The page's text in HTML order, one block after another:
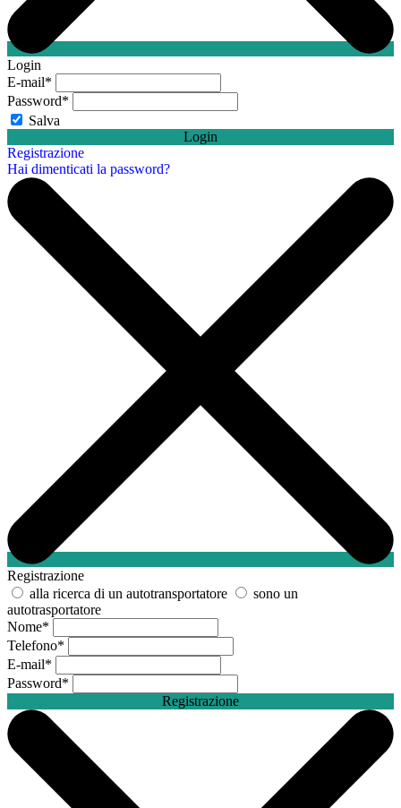
Login
E-mail*
Password*
Salva
Login
Registrazione
Hai dimenticati la password?
Registrazione
alla ricerca di un autotransportatore
sono un
autotrasportatore
Nome*
Telefono*
E-mail*
Password*
Registrazione